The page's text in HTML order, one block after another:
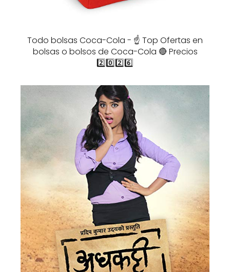
Todo bolsas Coca-Cola - ☝️ Top Ofertas en
bolsas o bolsos de Coca-Cola 🔴 Precios
2️⃣0️⃣2️⃣6️⃣